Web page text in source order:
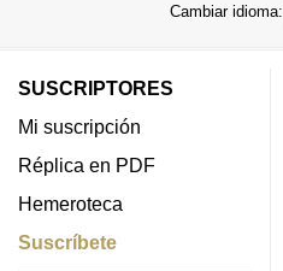
Cambiar idioma:
SUSCRIPTORES
Mi suscripción
Réplica en PDF
Hemeroteca
Suscríbete